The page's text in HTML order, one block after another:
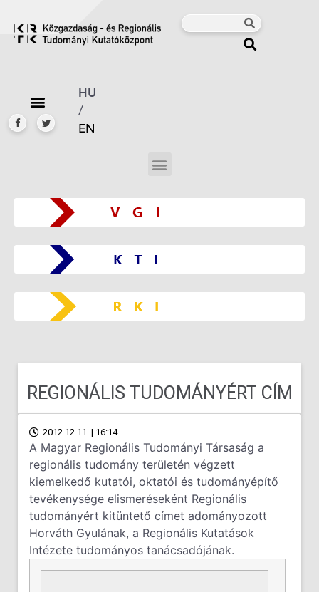
HU
/
EN
REGIONÁLIS TUDOMÁNYÉRT CÍM
2012.12.11. | 16:14
A Magyar Regionális Tudományi Társaság a
regionális tudomány területén végzett
kiemelkedő kutatói, oktatói és tudományépítő
tevékenysége elismeréseként Regionális
tudományért kitüntető címet adományozott
Horváth Gyulának, a Regionális Kutatások
Intézete tudományos tanácsadójának.